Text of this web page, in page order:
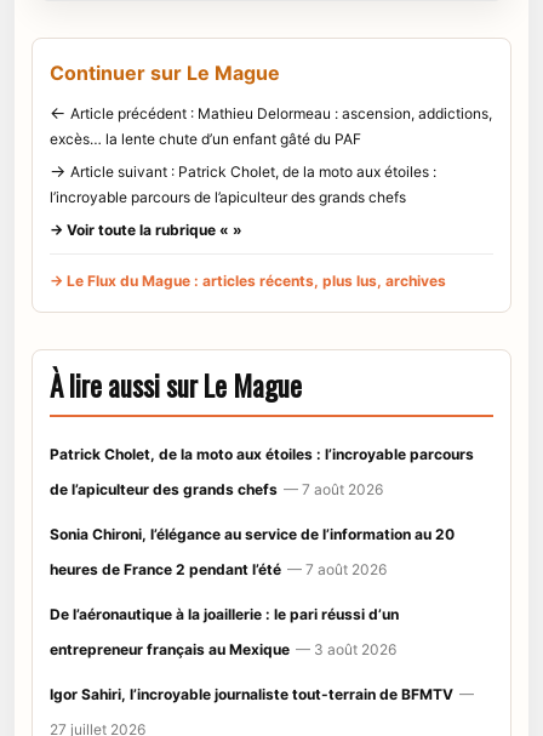
Continuer sur Le Mague
← Article précédent : Mathieu Delormeau : ascension, addictions,
excès… la lente chute d’un enfant gâté du PAF
→ Article suivant : Patrick Cholet, de la moto aux étoiles :
l’incroyable parcours de l’apiculteur des grands chefs
→ Voir toute la rubrique « »
→ Le Flux du Mague : articles récents, plus lus, archives
À lire aussi sur Le Mague
Patrick Cholet, de la moto aux étoiles : l’incroyable parcours
de l’apiculteur des grands chefs — 7 août 2026
Sonia Chironi, l’élégance au service de l’information au 20
heures de France 2 pendant l’été — 7 août 2026
De l’aéronautique à la joaillerie : le pari réussi d’un
entrepreneur français au Mexique — 3 août 2026
Igor Sahiri, l’incroyable journaliste tout-terrain de BFMTV —
27 juillet 2026